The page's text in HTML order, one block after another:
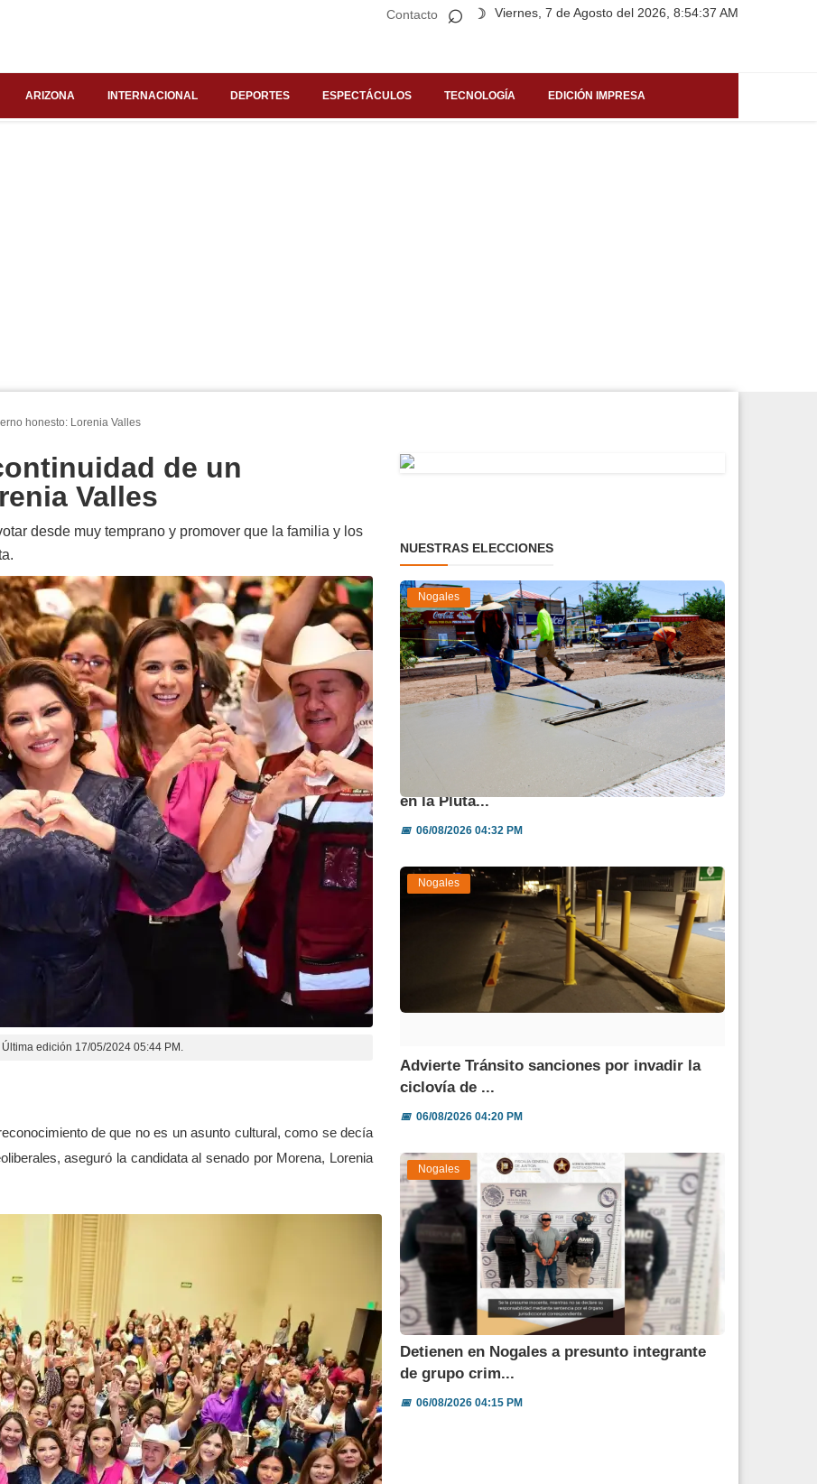
Contacto Viernes, 7 de Agosto del 2026, 8:54:37 AM
⌕ ☽
ARIZONA INTERNACIONAL DEPORTES ESPECTÁCULOS TECNOLOGÍA EDICIÓN IMPRESA
honesto: Lorenia Valles
de un
Valles
desde muy temprano y promover que la familia y los
Última edición 17/05/2024 05:44 PM.
de que no es un asunto cultural, como se decía
aseguró la candidata al senado por Morena, Lorenia
NUESTRAS ELECCIONES
Nogales
Avanza 45 % obra de reparación del socavón
en la Pluta...
📅06/08/2026 04:32 PM
Nogales
Advierte Tránsito sanciones por invadir la
ciclovía de ...
📅06/08/2026 04:20 PM
Nogales
Detienen en Nogales a presunto integrante
de grupo crim...
📅06/08/2026 04:15 PM